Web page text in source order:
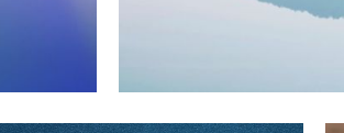
알파벳순